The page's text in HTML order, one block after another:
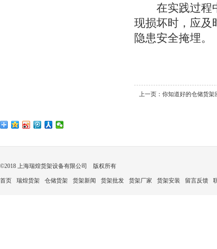
在实践过程中
现损坏时，应及
隐患安全掩埋。
上一页： 你知道好的仓储货架
©2018 上海瑞煌货架设备有限公司 版权所有
首页 瑞煌货架 仓储货架 货架新闻 货架批发 货架厂家 货架安装 留言反馈